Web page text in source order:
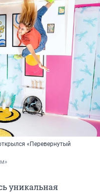
«Перевернутый
уникальная